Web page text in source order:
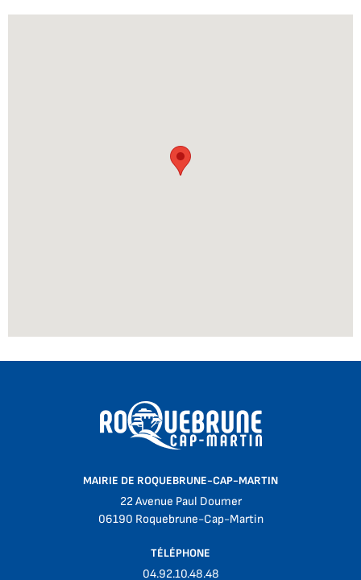
MAIRIE DE ROQUEBRUNE-CAP-MARTIN
22 Avenue Paul Doumer
06190 Roquebrune-Cap-Martin
TÉLÉPHONE
04.92.10.48.48